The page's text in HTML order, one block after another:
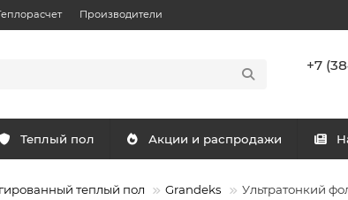
Производители
+7
Теплый пол Акции и распродажи
теплый пол Grandeks Ультратонкий